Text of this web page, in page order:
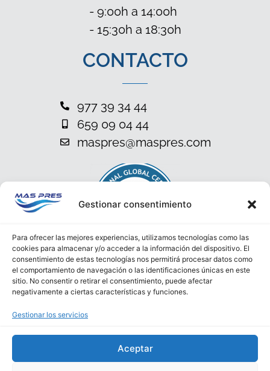
Gestionar consentimiento
Para ofrecer las mejores experiencias, utilizamos tecnologías como las
cookies para almacenar y/o acceder a la información del dispositivo. El
consentimiento de estas tecnologías nos permitirá procesar datos como
el comportamiento de navegación o las identificaciones únicas en este
sitio. No consentir o retirar el consentimiento, puede afectar
negativamente a ciertas características y funciones.
Gestionar los servicios
Aceptar
- 9:00h a 14:00h
- 15:30h a 18:30h
CONTACTO
977 39 34 44
659 09 04 44
maspres@maspres.com